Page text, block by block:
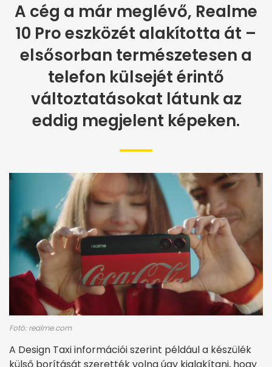
A cég a már meglévő, Realme
10 Pro eszközét alakította át –
elsősorban természetesen a
telefon külsejét érintő
változtatásokat látunk az
eddig megjelent képeken.
Fotó: realme.com
A Design Taxi információi szerint például a készülék
külső borítását szerették volna úgy kialakítani, hogy